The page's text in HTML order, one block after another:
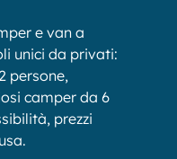
e van a
unici da privati:
persone,
camper da 6
prezzi